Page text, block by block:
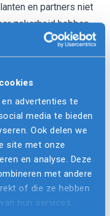
advertenties te
media te bieden
Ook delen we
site met onze
en analyse. Deze
met andere
of die ze hebben
hun services.
en partners niet
zekerheid hebben
aansluit op de
organisatie nog
vinden tussen
gaan we de
vertellen, wat volgens
(de iets nieuwere
nieuwe technologie
wisselwerking